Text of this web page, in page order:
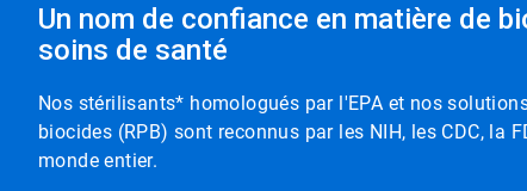
Un nom de confiance en matière de
soins de santé
Nos stérilisants* homologués par l'EPA et nos
biocides (RPB) sont reconnus par les NIH, les CDC, la
monde entier.